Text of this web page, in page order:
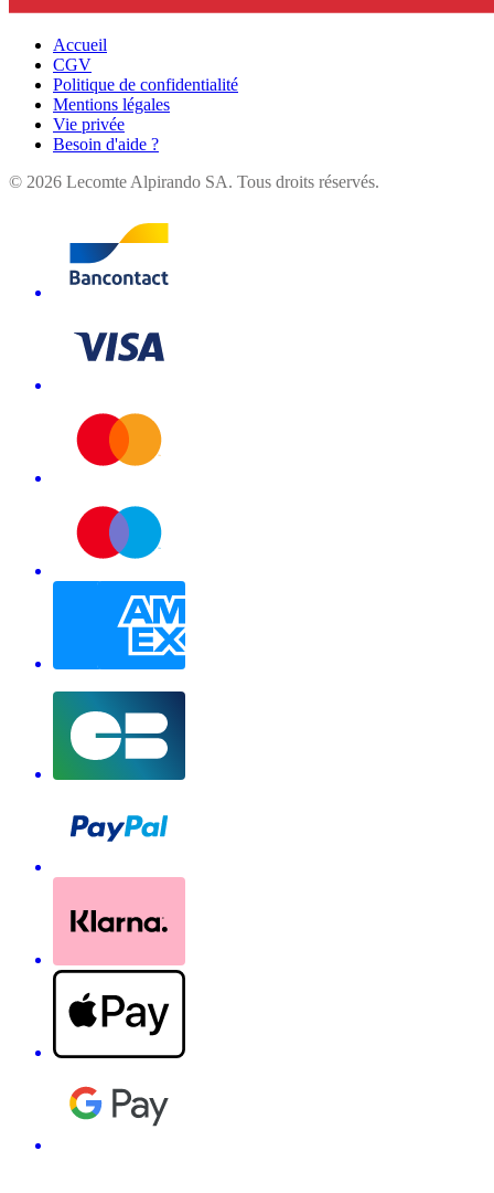
Accueil
CGV
Politique de confidentialité
Mentions légales
Vie privée
Besoin d'aide ?
© 2026 Lecomte Alpirando SA. Tous droits réservés.